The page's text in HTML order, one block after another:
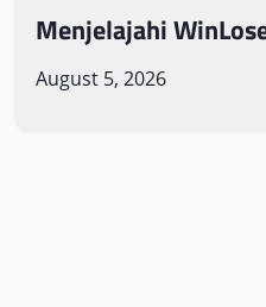
Menjelajahi
August 5, 2026